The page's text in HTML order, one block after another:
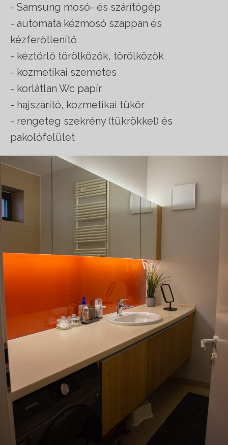
- Samsung mosó- és szárítógép
- automata kézmosó szappan és
kézferőtlenítő
- kéztörlő törölközők, törölközők
- kozmetikai szemetes
- korlátlan Wc papír
- hajszárító, kozmetikai tükör
- rengeteg szekrény (tükrökkel) és
pakolófelület